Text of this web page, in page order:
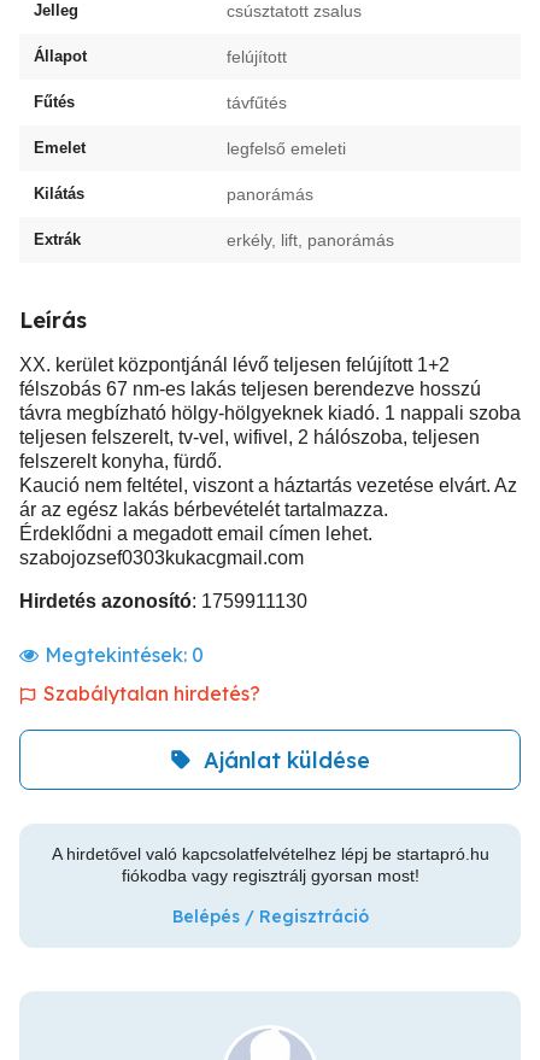
Jelleg csúsztatott zsalus
Állapot felújított
Fűtés távfűtés
Emelet legfelső emeleti
Kilátás panorámás
Extrák erkély, lift, panorámás
Leírás
XX. kerület központjánál lévő teljesen felújított 1+2
félszobás 67 nm-es lakás teljesen berendezve hosszú
távra megbízható hölgy-hölgyeknek kiadó. 1 nappali szoba
teljesen felszerelt, tv-vel, wifivel, 2 hálószoba, teljesen
felszerelt konyha, fürdő.
Kaució nem feltétel, viszont a háztartás vezetése elvárt. Az
ár az egész lakás bérbevételét tartalmazza.
Érdeklődni a megadott email címen lehet.
szabojozsef0303kukacgmail.com
Hirdetés azonosító: 1759911130
Megtekintések: 0
Szabálytalan hirdetés?
Ajánlat küldése
A hirdetővel való kapcsolatfelvételhez lépj be startapró.hu
fiókodba vagy regisztrálj gyorsan most!
Belépés / Regisztráció